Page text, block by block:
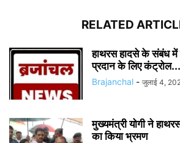
RELATED
हाथरस हादसे के संबंध
प्रदान के लिए कंट्रोल...
Brajanchal - जुलाई 4,
मुख्यमंत्री योगी ने
का किया भ्रमण